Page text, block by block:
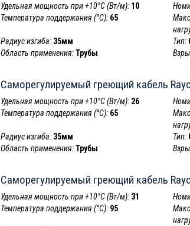
Удельная мощность при +10°С (Вт/м): 10
Температура поддержания (°С): 65
Радиус изгиба: 35мм Тип:
Область применения: Трубы
Саморегулируемый греющий кабель
Удельная мощность при +10°С (Вт/м): 26
Температура поддержания (°С): 65
Радиус изгиба: 35мм Тип:
Область применения: Трубы
Саморегулируемый греющий кабель
Удельная мощность при +10°С (Вт/м): 31
Температура поддержания (°С): 95